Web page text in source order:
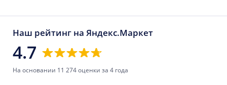
Наш рейтинг на Яндекс.Маркет
4.7
На основании 11 274 оценки за 4 года